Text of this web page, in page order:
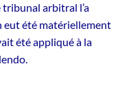
tribunal arbitral l’a
eut été matériellement
été appliqué à la